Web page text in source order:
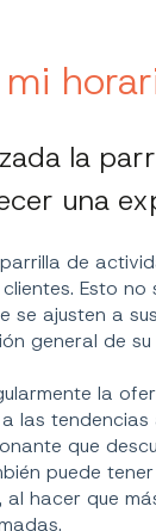
la
una
de
Esto
se ajusten a
general de
la
las
que
puede
hacer que